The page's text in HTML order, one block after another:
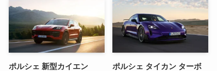
ポルシェ 新型カイエン
ポルシェ タイカン ターボ